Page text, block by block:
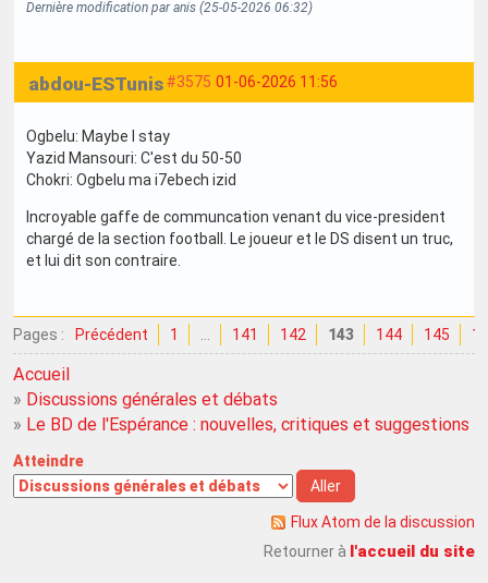
Dernière modification par anis (25-05-2026 06:32)
#3575 01-06-2026 11:56
abdou-ESTunis
Ogbelu: Maybe I stay
Yazid Mansouri: C'est du 50-50
Chokri: Ogbelu ma i7ebech izid
Incroyable gaffe de communcation venant du vice-president
chargé de la section football. Le joueur et le DS disent un truc,
et lui dit son contraire.
Pages : Précédent 1 141 142 143 144 145
Accueil
» Discussions générales et débats
» Le BD de l'Espérance : nouvelles, critiques et suggestions
Atteindre
Flux Atom de la discussion
Retourner à l'accueil du site